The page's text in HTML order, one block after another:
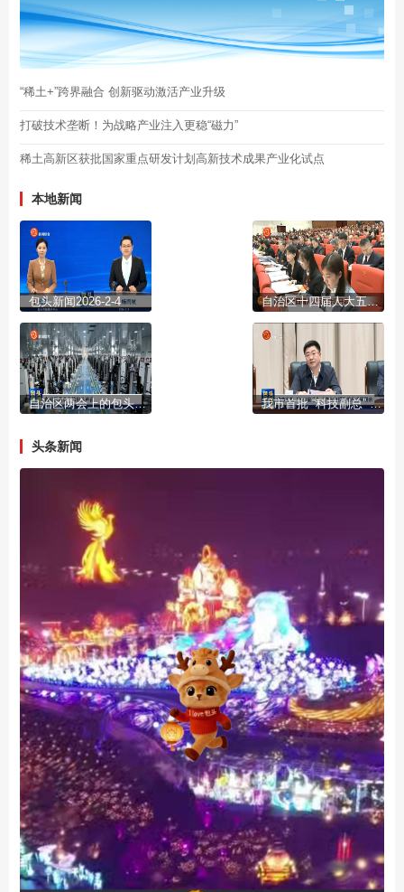
“稀土+”跨界融合 创新驱动激活产业升级
打破技术垄断！为战略产业注入更稳“磁力”
稀土高新区获批国家重点研发计划高新技术成果产业化试点
本地新闻
包头新闻2026-2-4 自治区十四届人大五次会议开幕
自治区两会上的包头声音 我市首批 “科技副总” “产业教授”进行成果展示
头条新闻